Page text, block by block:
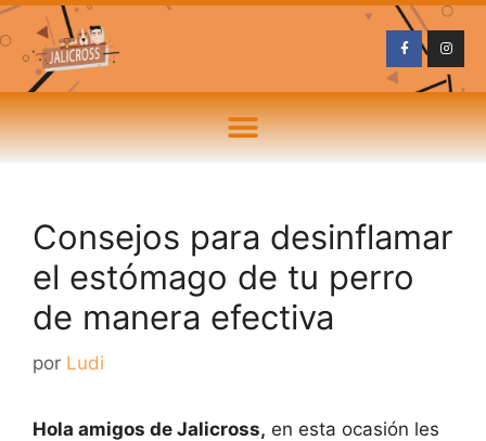
Consejos para desinflamar
el estómago de tu perro
de manera efectiva
por Ludi
Hola amigos de Jalicross, en esta ocasión les